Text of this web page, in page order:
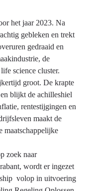
het jaar 2023. Na
gebleken en trekt
gedraaid en
de
science cluster.
groot. De krapte
blijkt de achilleshiel
rentestijgingen en
maakt de
maatschappelijke
zoek naar
wordt er ingezet
volop in uitvoering